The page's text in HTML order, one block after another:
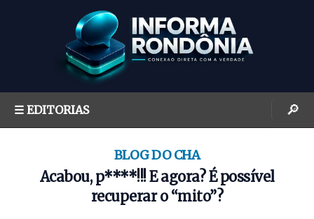
☰ EDITORIAS 🔎
BLOG DO CHA
Acabou, p****!!! E agora? É possível
recuperar o “mito”?